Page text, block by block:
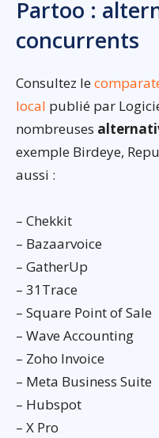
Partoo :
concurrents
Consultez le
local publié par
nombreuses
exemple Birdeye,
aussi :
– Chekkit
– Bazaarvoice
– GatherUp
– 31Trace
– Square Point of Sale
– Wave Accounting
– Zoho Invoice
– Meta Business Suite
– Hubspot
– X Pro